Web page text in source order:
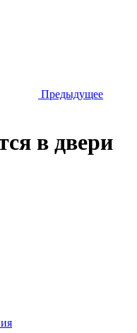
Предыдущее
в двери